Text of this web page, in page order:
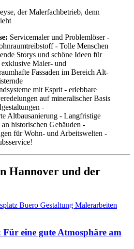
der Malerfachbetrieb, denn
Servicemaler und Problemlöser -
- Tolle Menschen
Storys und schöne Ideen für
Maler- und
Fassaden im Bereich Alt-
mit Esprit - erlebbare
auf mineralischer Basis
-
Altbausanierung - Langfristige
historischen Gebäuden -
für Wohn- und Arbeitswelten -
Hannover und der
Für eine gute Atmosphäre am